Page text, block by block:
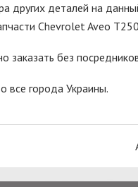
других деталей на
Chevrolet Aveo
заказать без
все города Украины.